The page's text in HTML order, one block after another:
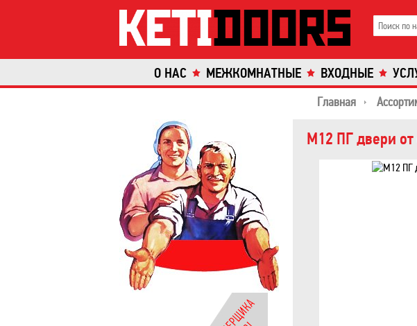
О НАС МЕЖКОМНАТНЫЕ ВХОДНЫЕ
Главная
М12 ПГ двери